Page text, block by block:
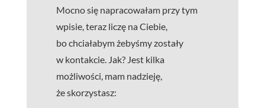
Mocno się napracowałam przy tym
wpisie, teraz liczę na Ciebie,
bo chciałabym żebyśmy zostały
w kontakcie. Jak? Jest kilka
możliwości, mam nadzieję,
że skorzystasz: